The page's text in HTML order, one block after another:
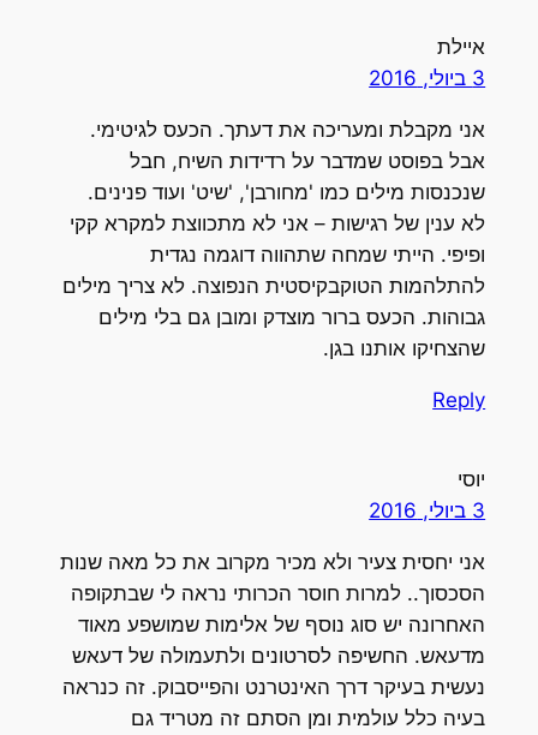
איילת
3 ביולי, 2016
אני מקבלת ומעריכה את דעתך. הכעס לגיטימי.
אבל בפוסט שמדבר על רדידות השיח, חבל
שנכנסות מילים כמו 'מחורבן', 'שיט' ועוד פנינים.
לא ענין של רגישות – אני לא מתכווצת למקרא קקי
ופיפי. הייתי שמחה שתהווה דוגמה נגדית
להתלהמות הטוקבקיסטית הנפוצה. לא צריך מילים
גבוהות. הכעס ברור מוצדק ומובן גם בלי מילים
שהצחיקו אותנו בגן.
Reply
יוסי
3 ביולי, 2016
אני יחסית צעיר ולא מכיר מקרוב את כל מאה שנות
הסכסוך.. למרות חוסר הכרותי נראה לי שבתקופה
האחרונה יש סוג נוסף של אלימות שמושפע מאוד
מדעאש. החשיפה לסרטונים ולתעמולה של דעאש
נעשית בעיקר דרך האינטרנט והפייסבוק. זה כנראה
בעיה כלל עולמית ומן הסתם זה מטריד גם